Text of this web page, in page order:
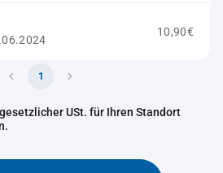
10,90€
1
USt. für Ihren Standort